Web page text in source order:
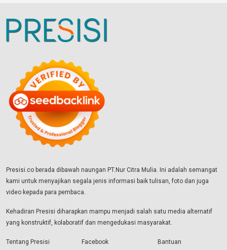
Presisi.co berada dibawah naungan PT.Nur Citra Mulia. Ini adalah semangat
kami untuk menyajikan segala jenis informasi baik tulisan, foto dan juga
video kepada para pembaca.
Kehadiran Presisi diharapkan mampu menjadi salah satu media alternatif
yang konstruktif, kolaboratif dan mengedukasi masyarakat.
Tentang Presisi
Facebook
Bantuan